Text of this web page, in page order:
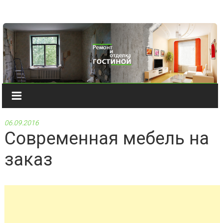
06.09.2016
Современная мебель на
заказ